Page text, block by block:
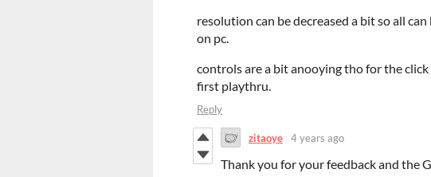
resolution can be decreased a bit so all
on pc.
controls are a bit anooying tho for the
first playthru.
Reply
zitaoye 4 years ago
Thank you for your feedback and the